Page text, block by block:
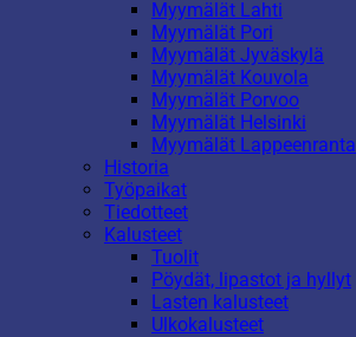
Myymälät Lahti
Myymälät Pori
Myymälät Jyväskylä
Myymälät Kouvola
Myymälät Porvoo
Myymälät Helsinki
Myymälät Lappeenranta
Historia
Työpaikat
Tiedotteet
Kalusteet
Tuolit
Pöydät, lipastot ja hyllyt
Lasten kalusteet
Ulkokalusteet